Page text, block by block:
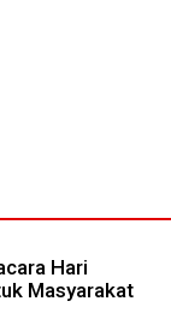
Hari
Masyarakat